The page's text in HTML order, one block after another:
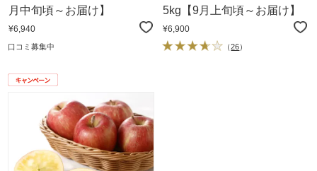
月中旬頃～お届け】
¥6,940
口コミ募集中
5kg【9月上旬頃～お届け】
¥6,900
（26）